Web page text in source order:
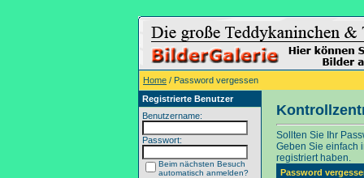
Home / Password vergessen
Registrierte Benutzer
Benutzername:
Passwort:
Beim nächsten Besuch
automatisch anmelden?
Sollten Sie Ihr
Geben Sie einfach
registriert haben.
Password